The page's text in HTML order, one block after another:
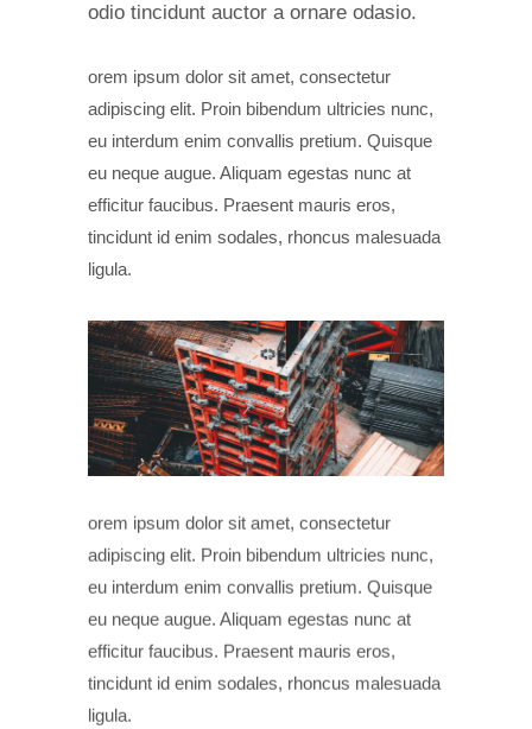
odio tincidunt auctor a ornare odasio.
orem ipsum dolor sit amet, consectetur
adipiscing elit. Proin bibendum ultricies nunc,
eu interdum enim convallis pretium. Quisque
eu neque augue. Aliquam egestas nunc at
efficitur faucibus. Praesent mauris eros,
tincidunt id enim sodales, rhoncus malesuada
ligula.
orem ipsum dolor sit amet, consectetur
adipiscing elit. Proin bibendum ultricies nunc,
eu interdum enim convallis pretium. Quisque
eu neque augue. Aliquam egestas nunc at
efficitur faucibus. Praesent mauris eros,
tincidunt id enim sodales, rhoncus malesuada
ligula.